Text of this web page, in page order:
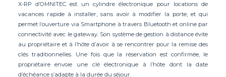
X-RP d’OMNITEC est un cylindre électronique pour locations de
vacances rapide à installer, sans avoir à modifier la porte, et qui
permet l’ouverture via Smartphone à travers Bluetooth et online par
connectivité avec le gateway. Son système de gestion à distance évite
au propriétaire et à l’hôte d’avoir à se rencontrer pour la remise des
clés traditionnelles. Une fois que la réservation est confirmée, le
propriétaire envoie une clé électronique à l’hôte dont la date
d’échéance s’adapte à la durée du séjour.